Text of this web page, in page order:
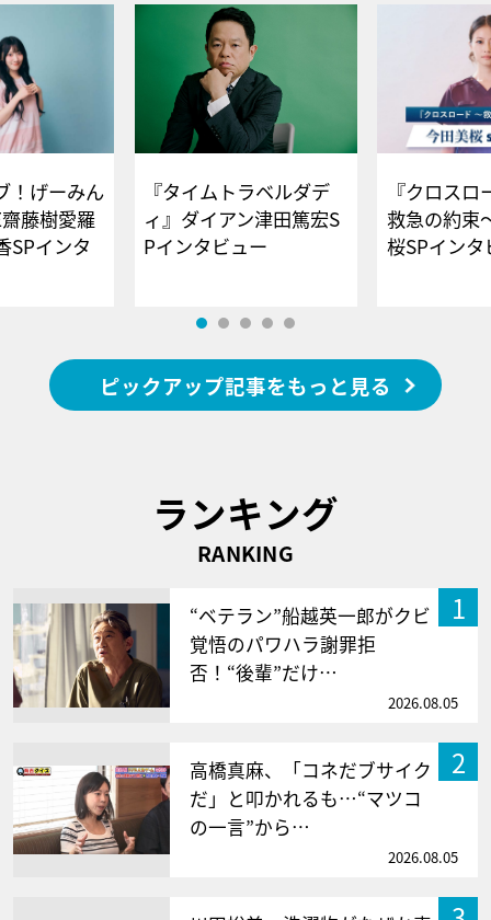
！げーみん
藤樹愛羅
SPインタ
『タイムトラベルダデ
ィ』ダイアン津田篤宏S
Pインタビュー
『クロス
救急の約束
桜SPイ
ピックアップ記事をもっと見る
ランキング
RANKING
1
“ベテラン”船越英一郎がクビ
覚悟のパワハラ謝罪拒
否！“後輩”だけ…
2026.08.05
2
高橋真麻、「コネだブサイク
だ」と叩かれるも…“マツコ
の一言”から…
2026.08.05